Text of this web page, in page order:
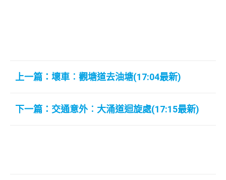
上一篇：壞車︰觀塘道去油塘(17:04最新)
下一篇：交通意外︰大涌道迴旋處(17:15最新)